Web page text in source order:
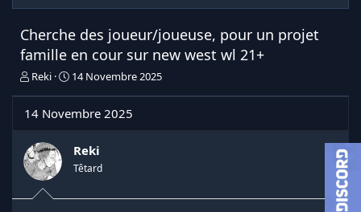
Cherche des joueur/joueuse, pour un projet
famille en cour sur new west wl 21+
I
t
a
t
e
u
Reki
D
e
e
d
é
14 Novembre 2025
14 Novembre 2025
Reki
Têtard